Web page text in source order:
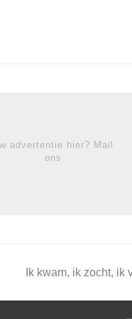
advertentie hier? Mail
ons
Ik kwam, ik zocht, ik